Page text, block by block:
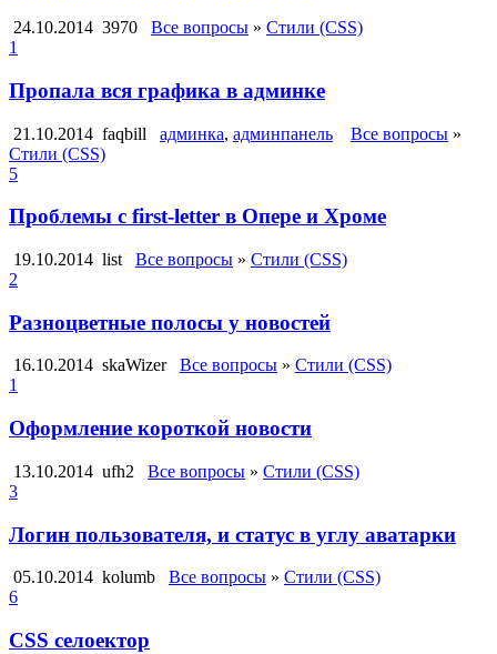
24.10.2014 3970 Все вопросы » Стили (CSS)
1
Пропала вся графика в админке
21.10.2014 faqbill админка, админпанель Все вопросы »
Стили (CSS)
5
Проблемы с first-letter в Опере и Хроме
19.10.2014 list Все вопросы » Стили (CSS)
2
Разноцветные полосы у новостей
16.10.2014 skaWizer Все вопросы » Стили (CSS)
1
Оформление короткой новости
13.10.2014 ufh2 Все вопросы » Стили (CSS)
3
Логин пользователя, и статус в углу аватарки
05.10.2014 kolumb Все вопросы » Стили (CSS)
6
CSS селоектор